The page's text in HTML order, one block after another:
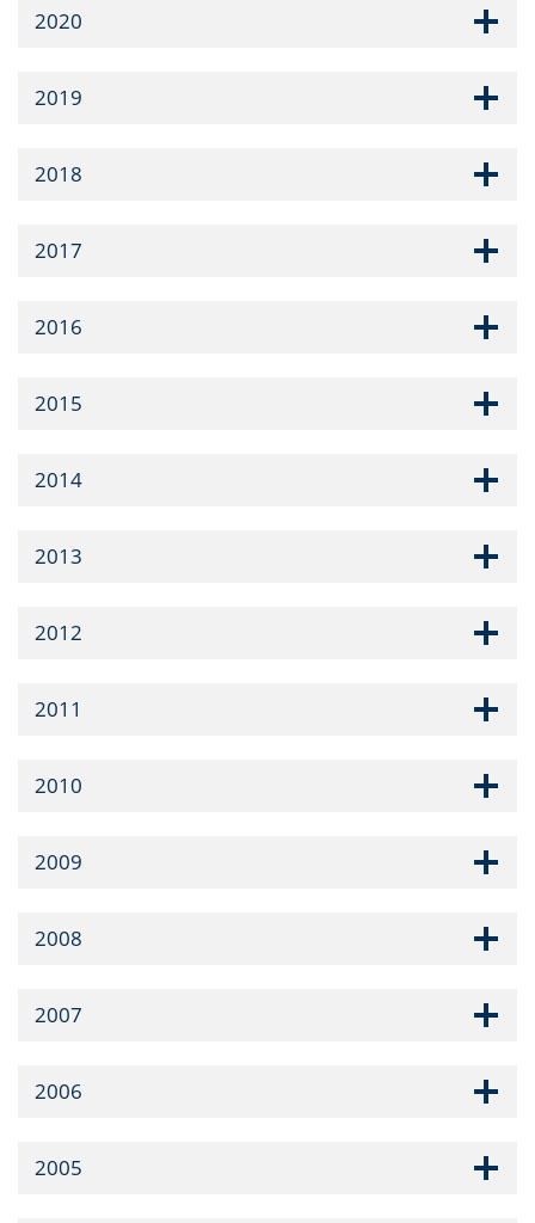
2020
2019
2018
2017
2016
2015
2014
2013
2012
2011
2010
2009
2008
2007
2006
2005